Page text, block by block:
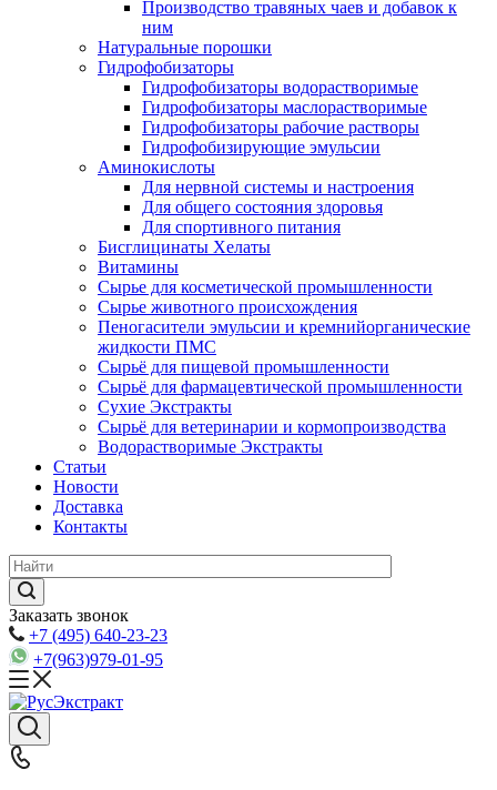
Производство травяных чаев и добавок к
ним
Натуральные порошки
Гидрофобизаторы
Гидрофобизаторы водорастворимые
Гидрофобизаторы маслорастворимые
Гидрофобизаторы рабочие растворы
Гидрофобизирующие эмульсии
Аминокислоты
Для нервной системы и настроения
Для общего состояния здоровья
Для спортивного питания
Бисглицинаты Хелаты
Витамины
Сырье для косметической промышленности
Сырье животного происхождения
Пеногасители эмульсии и кремнийорганические
жидкости ПМС
Сырьё для пищевой промышленности
Сырьё для фармацевтической промышленности
Сухие Экстракты
Сырьё для ветеринарии и кормопроизводства
Водорастворимые Экстракты
Статьи
Новости
Доставка
Контакты
Заказать звонок
+7 (495) 640-23-23
+7(963)979-01-95